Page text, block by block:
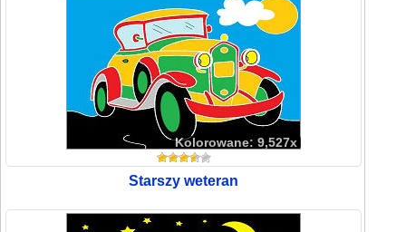
Kolorowane: 9,527x
Starszy weteran